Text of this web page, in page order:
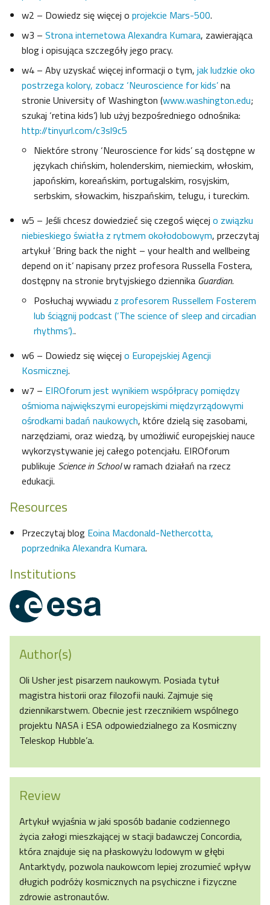
w2 – Dowiedz się więcej o projekcie Mars-500.
w3 – Strona internetowa Alexandra Kumara, zawierająca
blog i opisująca szczegóły jego pracy.
w4 – Aby uzyskać więcej informacji o tym, jak ludzkie oko
postrzega kolory, zobacz ‘Neuroscience for kids’na
stronie University of Washington (www.washington.edu;
szukaj ‘retina kids’) lub użyj bezpośredniego odnośnika:
http://tinyurl.com/c3sl9c5
Niektóre strony ‘Neuroscience for kids’ są dostępne w
językach chińskim, holenderskim, niemieckim, włoskim,
japońskim, koreańskim, portugalskim, rosyjskim,
serbskim, słowackim, hiszpańskim, telugu, i tureckim.
w5 – Jeśli chcesz dowiedzieć się czegoś więcej o związku
niebieskiego światła z rytmem okołodobowym, przeczytaj
artykuł ‘Bring back the night – your health and wellbeing
depend on it’ napisany przez profesora Russella Fostera,
dostępny na stronie brytyjskiego dziennika Guardian.
Posłuchaj wywiadu z profesorem Russellem Fosterem
lub ściągnij podcast (‘The science of sleep and circadian
rhythms’)..
w6 – Dowiedz się więcej o Europejskiej Agencji
Kosmicznej.
w7 – EIROforum jest wynikiem współpracy pomiędzy
ośmioma największymi europejskimi międzyrządowymi
ośrodkami badań naukowych, które dzielą się zasobami,
narzędziami, oraz wiedzą, by umożliwić europejskiej nauce
wykorzystywanie jej całego potencjału. EIROforum
publikuje Science in Schoolw ramach działań na rzecz
edukacji.
Resources
Przeczytaj blog Eoina Macdonald-Nethercotta,
poprzednika Alexandra Kumara.
Institutions
Author(s)
Oli Usher jest pisarzem naukowym. Posiada tytuł
magistra historii oraz filozofii nauki. Zajmuje się
dziennikarstwem. Obecnie jest rzecznikiem wspólnego
projektu NASA i ESA odpowiedzialnego za Kosmiczny
Teleskop Hubble’a.
Review
Artykuł wyjaśnia w jaki sposób badanie codziennego
życia załogi mieszkającej w stacji badawczej Concordia,
która znajduje się na płaskowyżu lodowym w głębi
Antarktydy, pozwola naukowcom lepiej zrozumieć wpływ
długich podróży kosmicznych na psychiczne i fizyczne
zdrowie astronautów.